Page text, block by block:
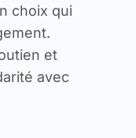
choix qui
et
avec